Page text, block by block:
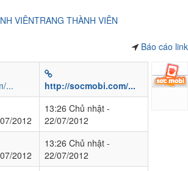
VIÊNTRANG THÀNH VIÊN
Báo cáo link
...
http://socmobi.com/...
2012
13:26 Chủ nhật -
22/07/2012
2012
13:26 Chủ nhật -
22/07/2012